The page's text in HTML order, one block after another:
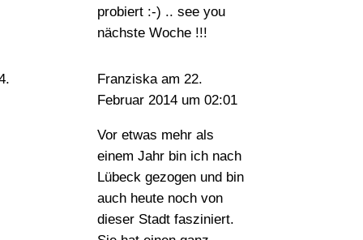
probiert :-) .. see you
nächste Woche !!!
Franziska am 22.
Februar 2014 um 02:01
Vor etwas mehr als
einem Jahr bin ich nach
Lübeck gezogen und bin
auch heute noch von
dieser Stadt fasziniert.